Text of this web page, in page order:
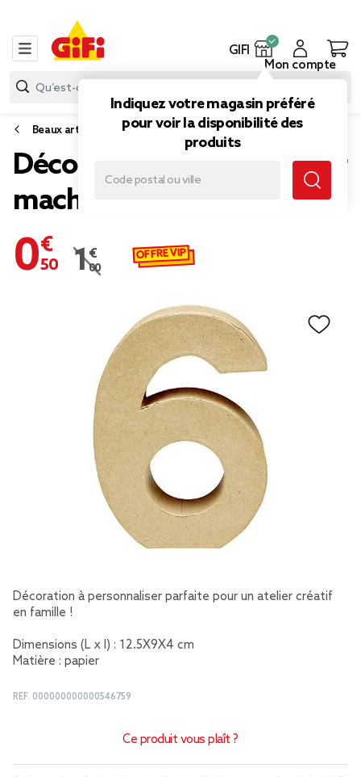
GIFI
Indiquez votre magasin préféré
pour voir la disponibilité des
produits
Mon compte
Beaux arts
Décoration chiffre 6 papier
maché à poser
0,50 €
Prix remisé de 1,00 € à 0,50 €
1,00 € OFFRE VIP
Décoration à personnaliser parfaite pour un atelier créatif
en famille !
Dimensions (L x l) : 12.5X9X4 cm
Matière : papier
REF. 000000000000546759
Ce produit vous plaît ?